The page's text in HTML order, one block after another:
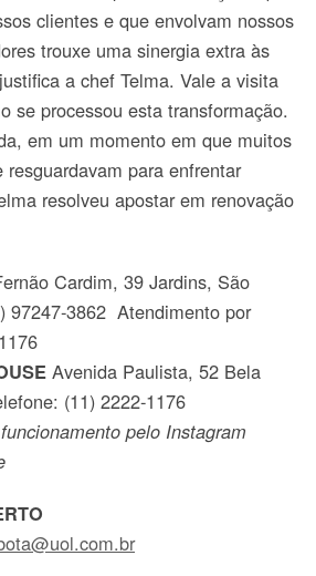
clientes e que envolvam nossos
trouxe uma sinergia extra às
a chef Telma. Vale a visita
se processou esta transformação.
em um momento em que muitos
para enfrentar
resolveu apostar em renovação
Cardim, 39 Jardins, São
97247-3862 Atendimento por
Avenida Paulista, 52 Bela
(11) 2222-1176
pelo Instagram